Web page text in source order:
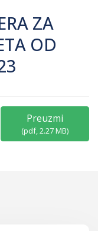
ZA
OD
Preuzmi
(pdf,2.27 MB)